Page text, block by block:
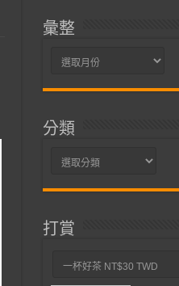
彙整
彙
分類
分
打賞